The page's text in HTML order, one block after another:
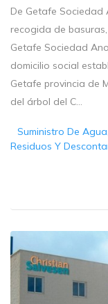
De Getafe Sociedad
recogida de
Getafe Sociedad
domicilio social
Getafe provincia de
del árbol del C...
Suministro De
Residuos Y